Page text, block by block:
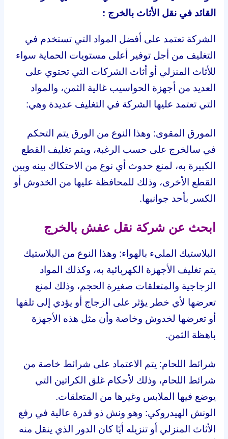
القائد في نقل الأثاث بالخرج :
الشركة تعتمد على أفضل المواد التي تستخدم في
التغليف من أجل توفير أعلى مستويات الحماية سواء
للأثاث المنزلي أو أثاث الشركات التي تحتوي على
العديد من أجهزة الحواسيب غالية الثمن، والمواد
التي تعتمد عليها الشركة في التغليف عديدة وهي:
المورق المقوى: وهذا النوع من الورق يتم التحكم
في سالخرج على حسب الرغبة، ويتم تغليف القطع
الكبيرة به، لمنع حدوث أي نوع من الاحتكاك بينه وبين
القطع الأخرى، وذلك للمحافظة عليها من الخدوش أو
الكسر بأحد جوانبها.
ابحث عن شركة نقل عفش بالخرج
البلاستيك المليء بالهواء: وهذا النوع من البلاستيك
يتم تغليف الأجهزة الكهربائية به، وكذلك المواد
الزجاجية والمتعلقات صغيرة الحجم، وذلك لمنع
تعرضها لأي خطر يؤثر على الزجاج أو يؤدي إلى تلفها
أو تعرضها لخدوش وخاصة وأن مثل هذه الأجهزة
باهظة الثمن.
شرائط اللحام: يتم الاعتماد على شرائط خاصة من
شرائط اللحام، وذلك لأحكام غلق الكراتين التي
يوضع فيها الملابس وغيرها من المتعلقات.
الونش الهيدروكي: وهو ونش ذو قدرة عالية في رفع
الأثاث المنزلي أو تنزيله أيًا كان الدور الذي ينقل منه